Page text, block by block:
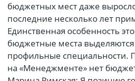
бюджетных мест даже
последние несколько лет
Единственная особенность
бюджетные места выделяются
профильные специальности.
на «Менеджменте» нет